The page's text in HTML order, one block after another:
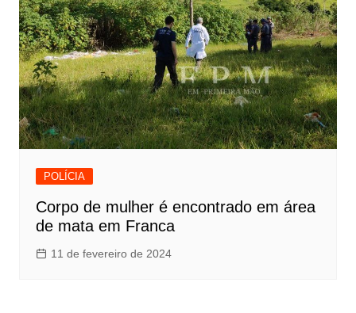
POLÍCIA
Corpo de mulher é encontrado em área
de mata em Franca
11 de fevereiro de 2024